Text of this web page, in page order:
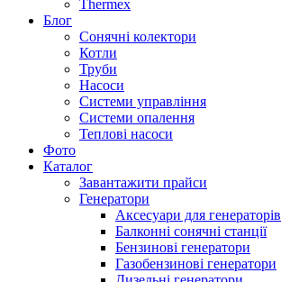
Thermex
Блог
Сонячні колектори
Котли
Труби
Насоси
Системи управління
Системи опалення
Теплові насоси
Фото
Каталог
Завантажити прайси
Генератори
Аксесуари для генераторів
Балконні сонячні станції
Бензинові генератори
Газобензинові генератори